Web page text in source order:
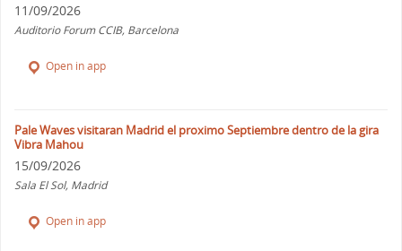
11/09/2026
Auditorio Forum CCIB, Barcelona
Open in app
Pale Waves visitaran Madrid el proximo Septiembre dentro de la gira
Vibra Mahou
15/09/2026
Sala El Sol, Madrid
Open in app